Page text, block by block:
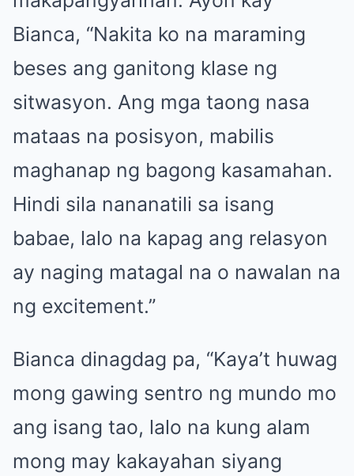
Bianca, “Nakita ko na maraming
beses ang ganitong klase ng
sitwasyon. Ang mga taong nasa
mataas na posisyon, mabilis
maghanap ng bagong kasamahan.
Hindi sila nananatili sa isang
babae, lalo na kapag ang relasyon
ay naging matagal na o nawalan na
ng excitement.”
Bianca dinagdag pa, “Kaya’t huwag
mong gawing sentro ng mundo mo
ang isang tao, lalo na kung alam
mong may kakayahan siyang